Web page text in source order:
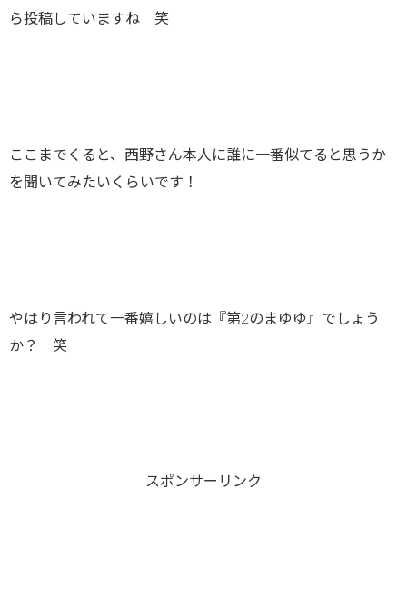
ら投稿していますね 笑
ここまでくると、西野さん本人に誰に一番似てると思うか
を聞いてみたいくらいです！
やはり言われて一番嬉しいのは『第2のまゆゆ』でしょう
か？ 笑
スポンサーリンク